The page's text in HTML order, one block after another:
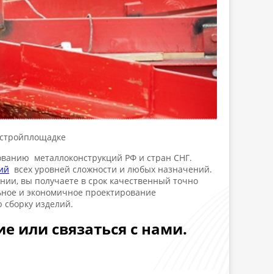
металлоконструкций РФ и стран СНГ.
всех уровней сложности и любых назначений.
вы получаете в срок качественный точно
и экономичное проектирование
изделий.
или связаться с нами.